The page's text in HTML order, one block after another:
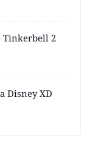
Tinkerbell 2
Disney XD